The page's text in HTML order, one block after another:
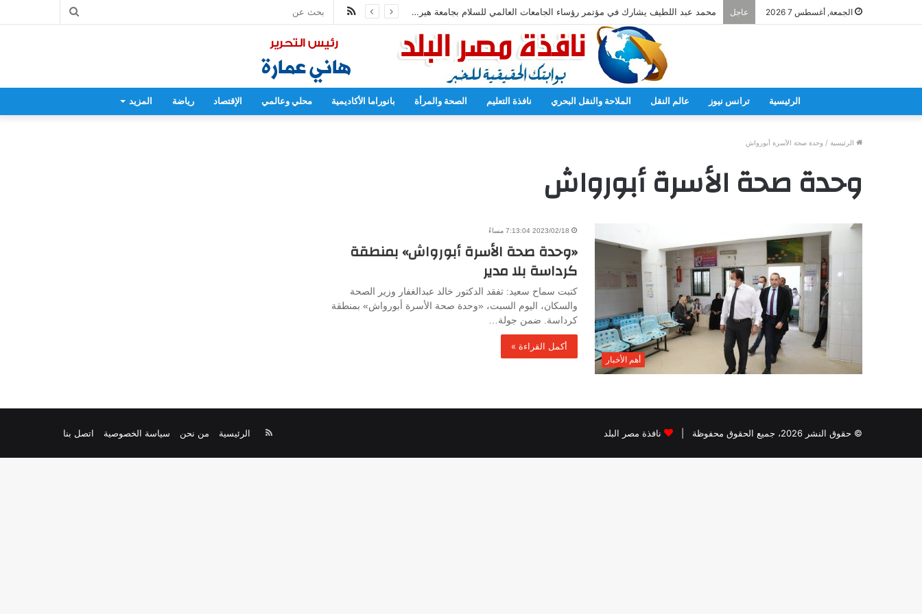
الجمعة, أغسطس 7 2026 عاجل محمد عبد اللطيف يشارك في مؤتمر رؤساء الجامعات العالمي للسلام بجامعة هيروشيما
بحث
ملخص
الموقع
RSS
الرئيسية ترانس نيوز عالم النقل الملاحة والنقل البحري نافذة التعليم الصحة والمرأة بانوراما الأكاديمية محلي وعالمي الإقتصاد رياضة المزيد
الرئيسية / وحدة صحة الأسرة أبورواش
وحدة صحة الأسرة أبورواش
أهم الأخبار
2023/02/18 7:13:04 مساءً
«وحدة صحة الأسرة أبورواش» بمنطقة
كرداسة بلا مدير
كتبت سماح سعيد: تفقد الدكتور خالد عبدالغفار وزير الصحة
والسكان، اليوم السبت، «وحدة صحة الأسرة أبورواش» بمنطقة
كرداسة. ضمن جولة…
أكمل القراءة »
© حقوق النشر 2026، جميع الحقوق محفوظة | نافذة مصر البلد الرئيسية من نحن سياسة الخصوصية اتصل بنا
ملخص